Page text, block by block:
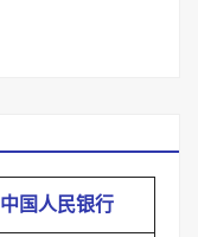
中国人民银行